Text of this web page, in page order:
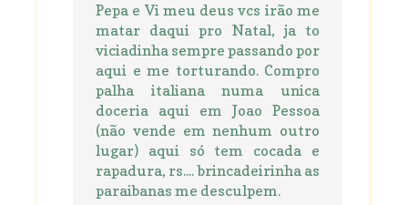
Pepa e Vi meu deus vcs irão me
matar daqui pro Natal, ja to
viciadinha sempre passando por
aqui e me torturando. Compro
palha italiana numa unica
doceria aqui em Joao Pessoa
(não vende em nenhum outro
lugar) aqui só tem cocada e
rapadura, rs.... brincadeirinha as
paraibanas me desculpem.